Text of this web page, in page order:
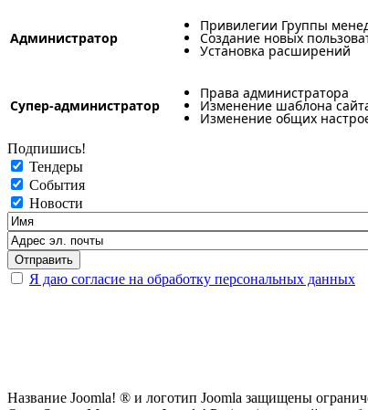
Администратор
Привилегии Группы
Создание новых
Установка расширений
Супер-администратор
Права администратора
Изменение шаблона
Изменение общих
Подпишись!
Тендеры
События
Новости
Я даю согласие на обработку персональных данных
Название Joomla! ® и логотип Joomla защищены